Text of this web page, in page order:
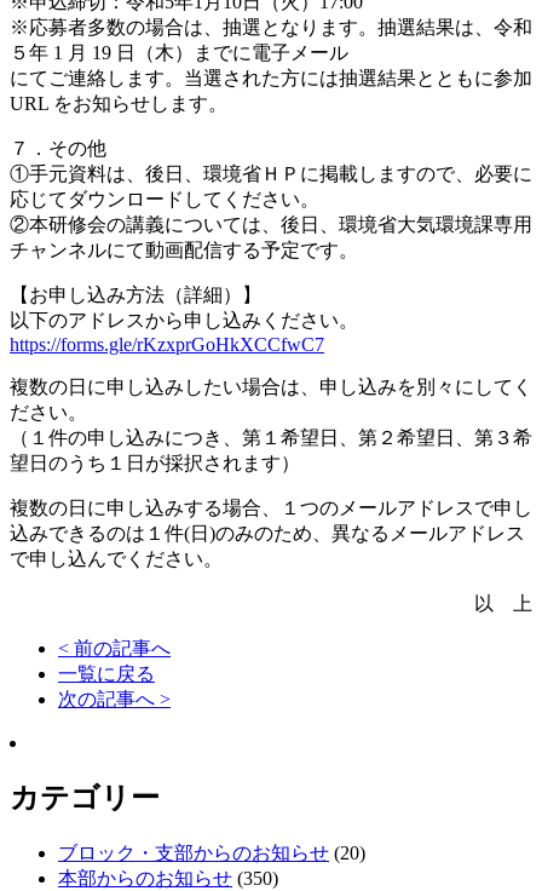
※応募者多数の場合は、抽選となります。抽選結果は、令和
５年 1 月 19 日（木）までに電子メール
にてご連絡します。当選された方には抽選結果とともに参加
URL をお知らせします。
７．その他
①手元資料は、後日、環境省ＨＰに掲載しますので、必要に
応じてダウンロードしてください。
②本研修会の講義については、後日、環境省大気環境課専用
チャンネルにて動画配信する予定です。
【お申し込み方法（詳細）】
以下のアドレスから申し込みください。
https://forms.gle/rKzxprGoHkXCCfwC7
複数の日に申し込みしたい場合は、申し込みを別々にしてく
ださい。
（１件の申し込みにつき、第１希望日、第２希望日、第３希
望日のうち１日が採択されます）
複数の日に申し込みする場合、１つのメールアドレスで申し
込みできるのは１件(日)のみのため、異なるメールアドレス
で申し込んでください。
以 上
< 前の記事へ
一覧に戻る
次の記事へ >
カテゴリー
ブロック・支部からのお知らせ (20)
本部からのお知らせ (350)